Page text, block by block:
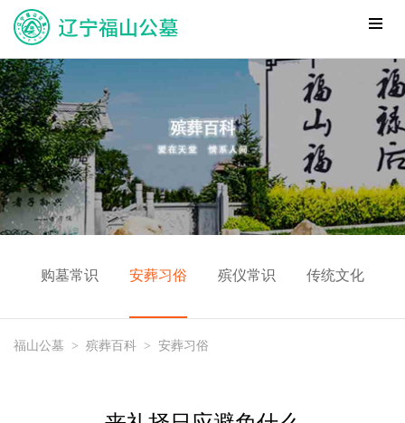
购墓常识 安葬习俗 殡仪常识 传统文化
福山公墓 > 殡葬百科 > 安葬习俗